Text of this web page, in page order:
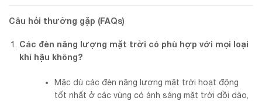
Câu hỏi thường gặp (FAQs)
Các đèn năng lượng mặt trời có phù hợp với mọi loại
khí hậu không?
Mặc dù các đèn năng lượng mặt trời hoạt động
tốt nhất ở các vùng có ánh sáng mặt trời dồi dào,